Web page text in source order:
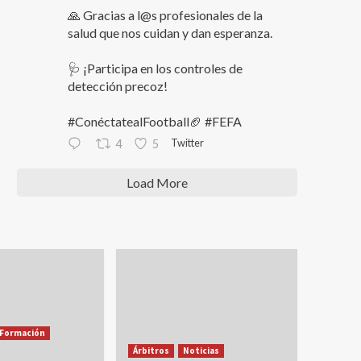
🙏 Gracias a l@s profesionales de la
salud que nos cuidan y dan esperanza.
🩺 ¡Participa en los controles de
detección precoz!
#ConéctatealFootball🏈 #FEFA
4 5 Twitter
Load More
Formación
Árbitros Noticias